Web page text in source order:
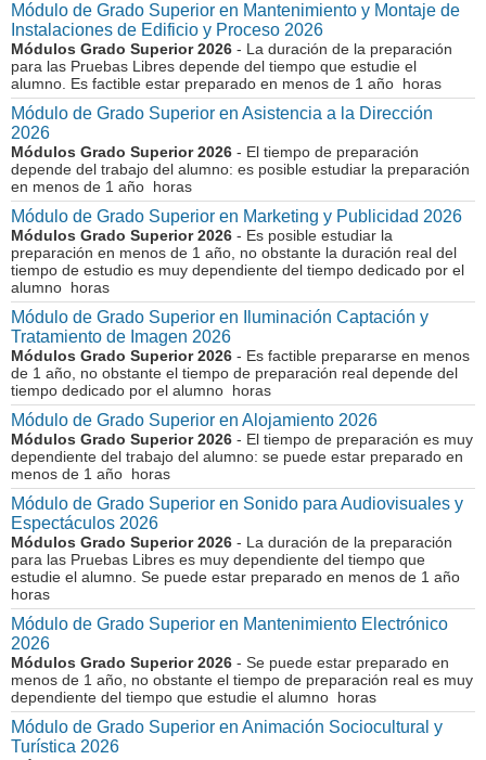
Módulo de Grado Superior en Mantenimiento y Montaje de
Instalaciones de Edificio y Proceso 2026
Módulos Grado Superior 2026 - La duración de la preparación
para las Pruebas Libres depende del tiempo que estudie el
alumno. Es factible estar preparado en menos de 1 año horas
Módulo de Grado Superior en Asistencia a la Dirección
2026
Módulos Grado Superior 2026 - El tiempo de preparación
depende del trabajo del alumno: es posible estudiar la preparación
en menos de 1 año horas
Módulo de Grado Superior en Marketing y Publicidad 2026
Módulos Grado Superior 2026 - Es posible estudiar la
preparación en menos de 1 año, no obstante la duración real del
tiempo de estudio es muy dependiente del tiempo dedicado por el
alumno horas
Módulo de Grado Superior en Iluminación Captación y
Tratamiento de Imagen 2026
Módulos Grado Superior 2026 - Es factible prepararse en menos
de 1 año, no obstante el tiempo de preparación real depende del
tiempo dedicado por el alumno horas
Módulo de Grado Superior en Alojamiento 2026
Módulos Grado Superior 2026 - El tiempo de preparación es muy
dependiente del trabajo del alumno: se puede estar preparado en
menos de 1 año horas
Módulo de Grado Superior en Sonido para Audiovisuales y
Espectáculos 2026
Módulos Grado Superior 2026 - La duración de la preparación
para las Pruebas Libres es muy dependiente del tiempo que
estudie el alumno. Se puede estar preparado en menos de 1 año
horas
Módulo de Grado Superior en Mantenimiento Electrónico
2026
Módulos Grado Superior 2026 - Se puede estar preparado en
menos de 1 año, no obstante el tiempo de preparación real es muy
dependiente del tiempo que estudie el alumno horas
Módulo de Grado Superior en Animación Sociocultural y
Turística 2026